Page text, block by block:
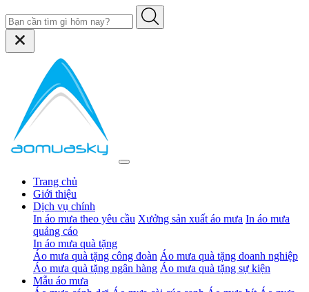
Trang chủ
Giới thiệu
Dịch vụ chính
In áo mưa theo yêu cầu Xưởng sản xuất áo mưa In áo mưa
quảng cáo
In áo mưa quà tặng
Áo mưa quà tặng công đoàn Áo mưa quà tặng doanh nghiệp
Áo mưa quà tặng ngân hàng Áo mưa quà tặng sự kiện
Mẫu áo mưa